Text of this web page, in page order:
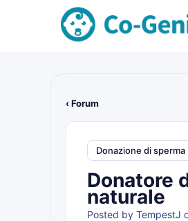
‹ Forum
Donazione di sperma
Donatore
naturale
Posted by TempestJ